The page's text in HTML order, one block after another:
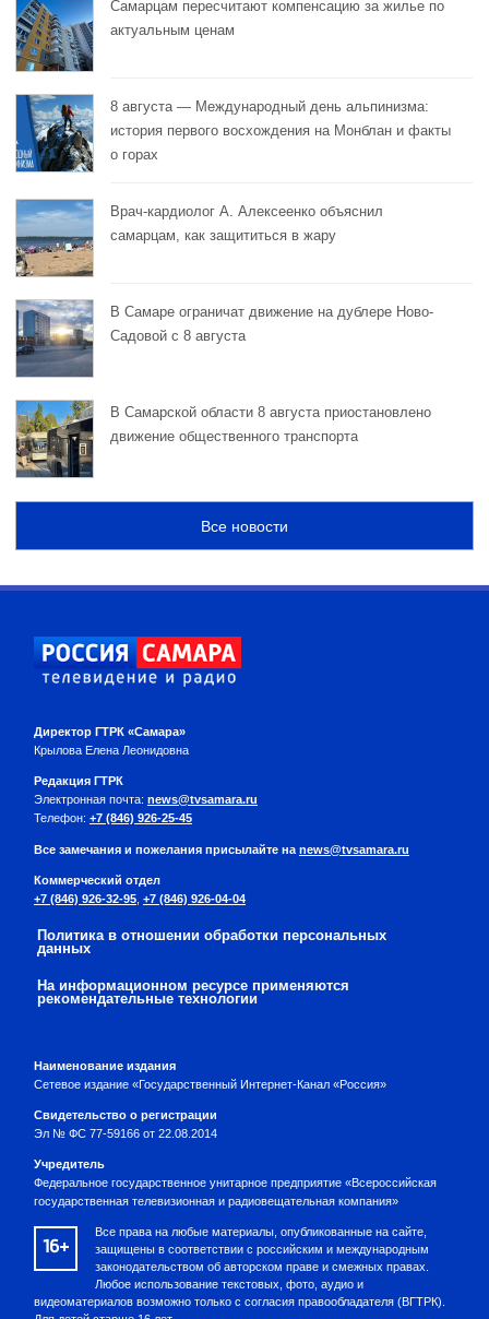
Самарцам пересчитают компенсацию за жилье по
актуальным ценам
8 августа — Международный день альпинизма:
история первого восхождения на Монблан и факты
о горах
Врач-кардиолог А. Алексеенко объяснил
самарцам, как защититься в жару
В Самаре ограничат движение на дублере Ново-
Садовой с 8 августа
В Самарской области 8 августа приостановлено
движение общественного транспорта
Все новости
Директор ГТРК «Самара»
Крылова Елена Леонидовна
Редакция ГТРК
Электронная почта: news@tvsamara.ru
Телефон: +7 (846) 926-25-45
Все замечания и пожелания присылайте на news@tvsamara.ru
Коммерческий отдел
+7 (846) 926-32-95 +7 (846) 926-04-04
Политика в отношении обработки персональных
данных
На информационном ресурсе применяются
рекомендательные технологии
Наименование издания
Сетевое издание «Государственный Интернет-Канал «Россия»
Свидетельство о регистрации
Эл № ФС 77-59166 от 22.08.2014
Учредитель
Федеральное государственное унитарное предприятие «Всероссийская
государственная телевизионная и радиовещательная компания»
16+
Все права на любые материалы, опубликованные на сайте,
защищены в соответствии с российским и международным
законодательством об авторском праве и смежных правах.
Любое использование текстовых, фото, аудио и
видеоматериалов возможно только с согласия правообладателя (ВГТРК).